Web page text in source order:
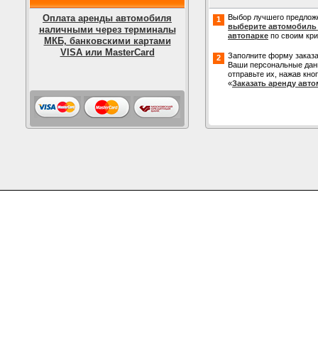
Оплата аренды автомобиля
наличными через терминалы
МКБ, банковскими картами
VISA или MasterCard
1
Выбор лучшего
выберите
автопарке по своим
2
Заполните форму
Ваши персональные
отправьте их, нажав
«Заказать аренду